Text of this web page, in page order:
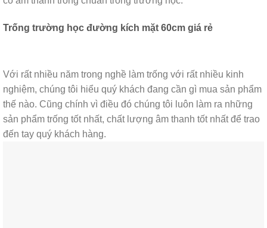
Trống trường học đường kích mặt 60cm giá rẻ
Với rất nhiều năm trong nghề làm trống với rất nhiều kinh
nghiệm, chúng tôi hiểu quý khách đang cần gì mua sản phẩm
thế nào. Cũng chính vì điều đó chúng tôi luôn làm ra những
sản phẩm trống tốt nhất, chất lượng âm thanh tốt nhất để trao
đến tay quý khách hàng.